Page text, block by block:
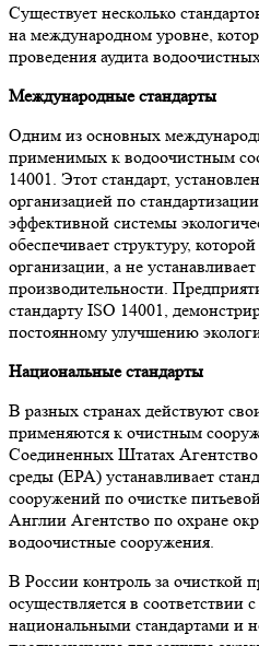
Существует несколько
на международном уровне,
проведения аудита
Международные стандарты
Одним из основных
применимых к водоочистным
14001. Этот стандарт,
организацией по
эффективной системы
обеспечивает структуру,
организации, а не
производительности.
стандарту ISO 14001,
постоянному улучшению
Национальные стандарты
В разных странах действуют
применяются к очистным
Соединенных Штатах
среды (EPA) устанавливает
сооружений по очистке
Англии Агентство по охране
водоочистные сооружения.
В России контроль за
осуществляется в соответствии
национальными стандартами и